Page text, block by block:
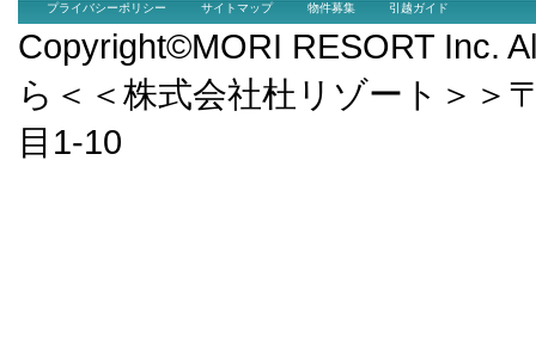
プライバシーポリシー サイトマップ 物件募集 引越ガイド
Copyright©MORI RESORT Inc.
ら＜＜株式会社杜リゾート＞＞
目1-10